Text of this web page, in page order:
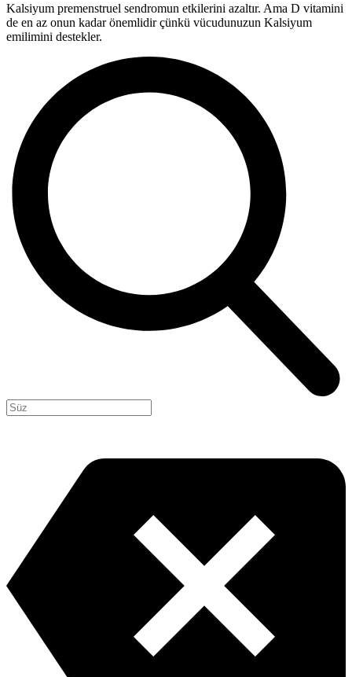
Kalsiyum premenstruel sendromun etkilerini azaltır. Ama D vitamini
de en az onun kadar önemlidir çünkü vücudunuzun Kalsiyum
emilimini destekler.